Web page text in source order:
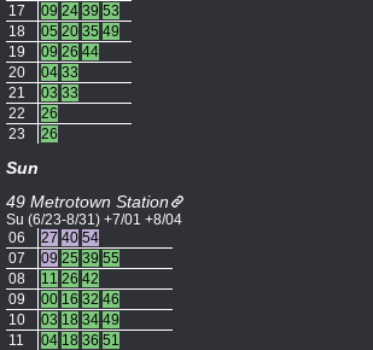
17
09 24 39 53
18
05 20 35 49
19
09 26 44
20
04 33
21
03 33
22
26
23
26
Sun
49 Metrotown Station
Su (6/23-8/31) +7/01 +8/04
06
27 40 54
07
09 25 39 55
08
11 26 42
09
00 16 32 46
10
03 18 34 49
11
04 18 36 51